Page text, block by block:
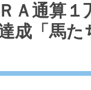
Ａ通算１
成「馬た